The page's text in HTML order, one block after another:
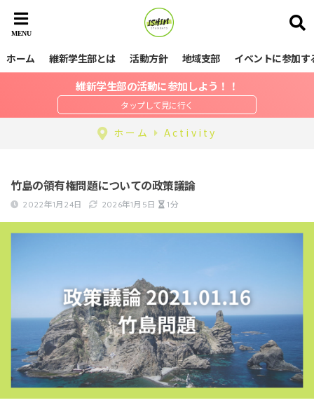
ホーム 維新学生部とは 活動方針 地域支部 イベントに参加す
維新学生部の活動に参加しよう！！
ホーム Activity
竹島の領有権問題についての政策議論
2022年1月24日 2026年1月5日 1分